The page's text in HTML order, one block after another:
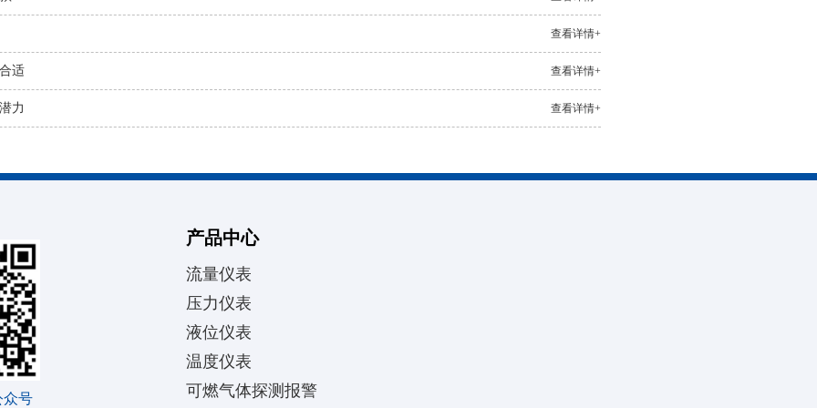
查看详情+
查看详情+
适
查看详情+
力
众号
产品中心
流量仪表
压力仪表
液位仪表
温度仪表
可燃气体探测报警